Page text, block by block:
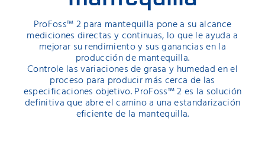
ProFoss™ 2 para mantequilla pone a su alcance
mediciones directas y continuas, lo que le ayuda a
mejorar su rendimiento y sus ganancias en la
producción de mantequilla.
Controle las variaciones de grasa y humedad en el
proceso para producir más cerca de las
especificaciones objetivo. ProFoss™ 2 es la solución
definitiva que abre el camino a una estandarización
eficiente de la mantequilla.